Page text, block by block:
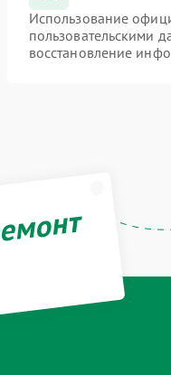
Использование
пользовательскими
восстановление